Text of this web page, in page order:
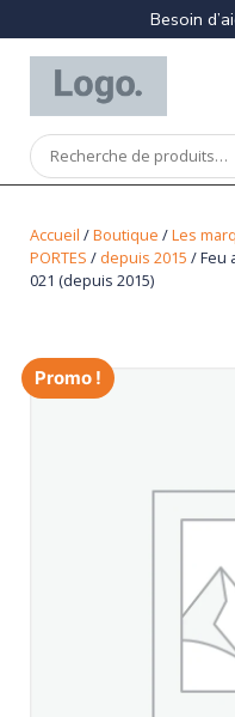
Besoin
Accueil /Boutique /Les
PORTES / depuis 2015 / Feu
021 (depuis 2015)
Promo !